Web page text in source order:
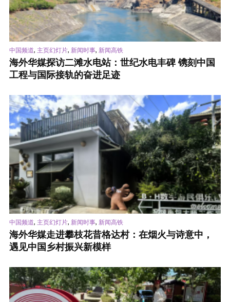
中国频道, 主页幻灯片, 新闻时事, 新闻高铁
海外华媒探访二滩水电站：世纪水电丰碑 镌刻中国
工程与国际接轨的奋进足迹
中国频道, 主页幻灯片, 新闻时事, 新闻高铁
海外华媒走进攀枝花昔格达村：在烟火与诗意中，
遇见中国乡村振兴新模样